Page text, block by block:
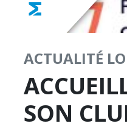
ACTUALITÉ
SON